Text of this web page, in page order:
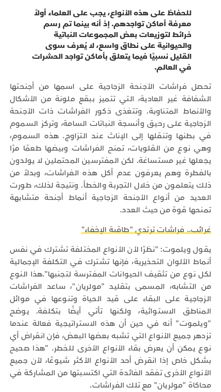
للحفاظ على هذه الأنواع، يجب على العلماء أولاً
معرفة أماكن تواجدهم. إذ أنه بينما تم رسم
خرائط لتوزيعات بعض المجموعات النباتية
والحيوانية على نطاق واسع، لا يُعرف سوى
القليل نسبيًا فيما يتعلق بأماكن تواجد الحشرات
في العالم.
تحصل فراشات الأجنحة الزجاجية على اسمها من أجنحتها
الشفافة غير العادية، التي تتميز ببقع ملونة من الأشكال
والأنماط المتناوبة. وتتغذى ذكور الفراشات ذات الأجنحة
الزجاجية على رحيق وأنسجة النباتات السامة، وتركز السموم
في بطنها وتنقلها إلى الإناث عند التزاوج. هذه السموم،
وهي نوع من القلويات، تمنح الفراشات وبيضها طعمًا مرًا
يجعلها غير مستساغة. لكن المفترسين المحتملين لا يولدون
بالفطرة وهم يعرفون عدم أكل هذه الفراشات، وبدلاً من
ذلك يتعلمون من خلال التجربة والخطأ. ونتيجة لذلك، طورت
العديد من أنواع الأجنحة الزجاجية أنماط أجنحة متشابهة
تمنحها قوة من حيث العدد.
غرائب.. فراشات ترتدي "طاقية الإخفاء"
يقول ويلموت: "نظرًا لأن الأنواع المختلفة تشترك في نفس
أنماط الألوان التحذيرية، فإنها تشترك في التكلفة الإجمالية
لكل نوع من تثقيف الحيوانات المفترسة لتجنبها".هذا النوع
من التشابه، المسمى بتقليد "مولريان"، ساعد الفراشات
الزجاجية على البقاء على قيد الحياة وتنوعها في موائل
المناطق الاستوائية، ولكنها تأتي أيضًا بتكلفة. يوضح
"ويلموت" أنه في حين أن هذه الاستراتيجية فعالة عندما
تزدهر جميع الأنواع التي تشبه بعضها البعض، فإن انقراض أي
نوع يمكن أن يعرض بقاء الأنواع الأخرى للخطر. "هذا صحيح
بشكل خاص إذا انقرض أحد الأنواع الأكثر شيوعًا، لأن جميع
الأنواع الأخرى تفقد الفائدة التي اكتسبتها من المشاركة في
محاكاة "مولريان" مع تلك الفراشات.